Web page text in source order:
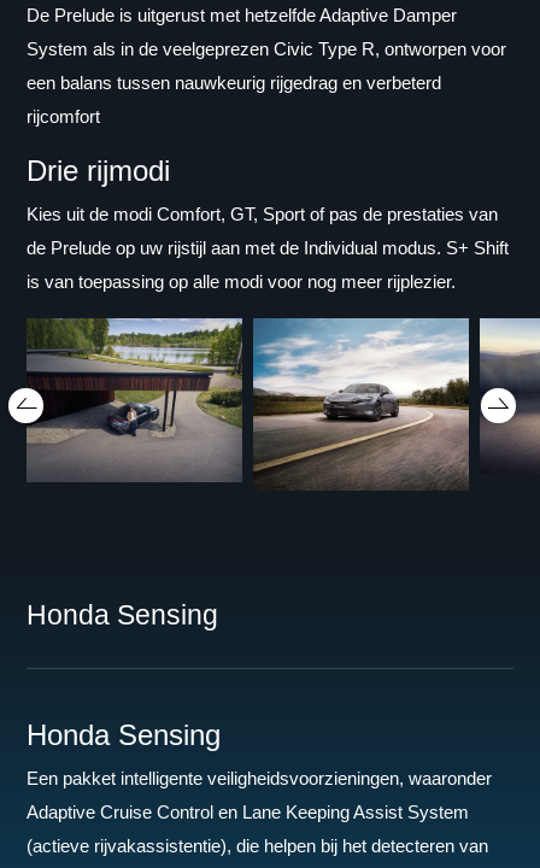
De Prelude is uitgerust met hetzelfde Adaptive Damper
System als in de veelgeprezen Civic Type R, ontworpen voor
een balans tussen nauwkeurig rijgedrag en verbeterd
rijcomfort
Drie rijmodi
Kies uit de modi Comfort, GT, Sport of pas de prestaties van
de Prelude op uw rijstijl aan met de Individual modus. S+ Shift
is van toepassing op alle modi voor nog meer rijplezier.
Honda Sensing
Honda Sensing
Een pakket intelligente veiligheidsvoorzieningen, waaronder
Adaptive Cruise Control en Lane Keeping Assist System
(actieve rijvakassistentie), die helpen bij het detecteren van